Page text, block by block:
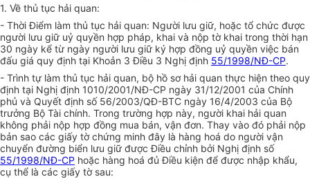
1. Về thủ tục hải quan:
- Thời Điểm làm thủ tục hải quan: Người lưu giữ, hoặc tổ chức được
người lưu giữ uỷ quyền hợp pháp, khai và nộp tờ khai trong thời hạn
30 ngày kể từ ngày người lưu giữ ký hợp đồng uỷ quyền việc bán
đấu giá quy định tại Khoản 3 Điều 3 Nghị định 55/1998/NĐ-CP.
- Trình tự làm thủ tục hải quan, bộ hồ sơ hải quan thực hiện theo quy
định tại Nghị định 1010/2001/NĐ-CP ngày 31/12/2001 của Chính
phủ và Quyết định số 56/2003/QĐ-BTC ngày 16/4/2003 của Bộ
trưởng Bộ Tài chính. Trong trường hợp này, người khai hải quan
không phải nộp hợp đồng mua bán, vận đơn. Thay vào đó phải nộp
bản sao các giấy tờ chứng minh đây là hàng hoá do người vận
chuyển đường biển lưu giữ được Điều chỉnh bởi Nghị định số
55/1998/NĐ-CP hoặc hàng hoá đủ Điều kiện để được nhập khẩu,
cụ thể là các giấy tờ sau: